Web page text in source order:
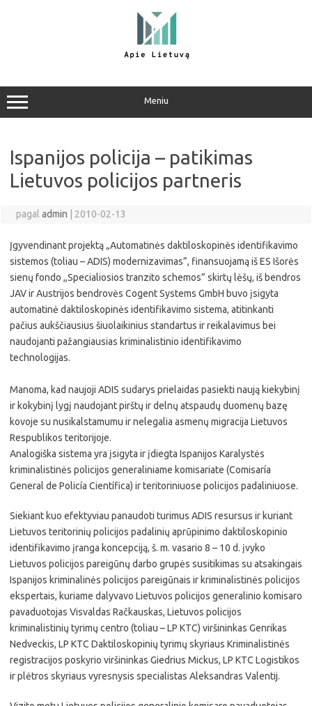
Meniu
Ispanijos policija – patikimas
Lietuvos policijos partneris
pagal admin 2010-02-13
Įgyvendinant projektą „Automatinės daktiloskopinės identifikavimo
sistemos (toliau – ADIS) modernizavimas”, finansuojamą iš ES Išorės
sienų fondo ,,Specialiosios tranzito schemos” skirtų lėšų, iš bendros
JAV ir Austrijos bendrovės Cogent Systems GmbH buvo įsigyta
automatinė daktiloskopinės identifikavimo sistema, atitinkanti
pačius aukščiausius šiuolaikinius standartus ir reikalavimus bei
naudojanti pažangiausias kriminalistinio identifikavimo
technologijas.
Manoma, kad naujoji ADIS sudarys prielaidas pasiekti naują kiekybinį
ir kokybinį lygį naudojant pirštų ir delnų atspaudų duomenų bazę
kovoje su nusikalstamumu ir nelegalia asmenų migracija Lietuvos
Respublikos teritorijoje.
Analogiška sistema yra įsigyta ir įdiegta Ispanijos Karalystės
kriminalistinės policijos generaliniame komisariate (Comisaría
General de Policía Científica) ir teritoriniuose policijos padaliniuose.
Siekiant kuo efektyviau panaudoti turimus ADIS resursus ir kuriant
Lietuvos teritorinių policijos padalinių aprūpinimo daktiloskopinio
identifikavimo įranga koncepciją, š. m. vasario 8 – 10 d. įvyko
Lietuvos policijos pareigūnų darbo grupės susitikimas su atsakingais
Ispanijos kriminalinės policijos pareigūnais ir kriminalistinės policijos
ekspertais, kuriame dalyvavo Lietuvos policijos generalinio komisaro
pavaduotojas Visvaldas Račkauskas, Lietuvos policijos
kriminalistinių tyrimų centro (toliau – LP KTC) viršininkas Genrikas
Nedveckis, LP KTC Daktiloskopinių tyrimų skyriaus Kriminalistinės
registracijos poskyrio viršininkas Giedrius Mickus, LP KTC Logistikos
ir plėtros skyriaus vyresnysis specialistas Aleksandras Valentij.